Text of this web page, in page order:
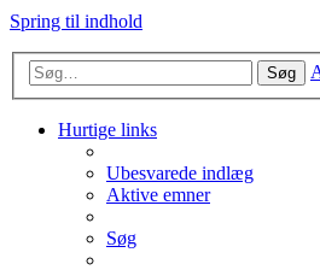
Spring til indhold
Søg
Hurtige links
Ubesvarede indlæg
Aktive emner
Søg